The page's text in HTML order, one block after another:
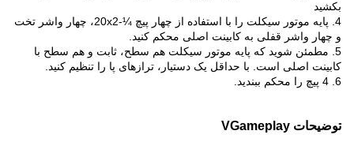
بکشید
4. پایه موتور سیکلت را با استفاده از چهار پیچ ¼-20x2، چهار واشر تخت
و چهار واشر قفلی به کابینت اصلی محکم کنید.
5. مطمئن شوید که پایه موتور سیکلت هم سطح، ثابت و هم سطح با
کابینت اصلی است. با حداقل یک دستیار، ترازهای پا را تنظیم کنید.
6. 4 پیچ را محکم ببندید.
توضیحات VGameplay